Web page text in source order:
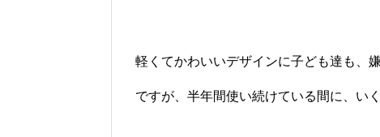
軽くてかわいいデザインに子ども達も、
ですが、半年間使い続けている間に、い